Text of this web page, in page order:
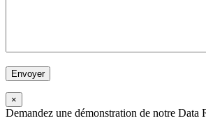
×
Demandez une démonstration de notre Data